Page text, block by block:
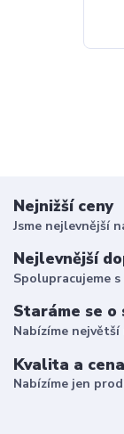
Nejnižší ceny
Jsme nejlevnější
Nejlevnější
Spolupracujeme
Staráme se o
Nabízíme
Kvalita a cena
Nabízíme jen